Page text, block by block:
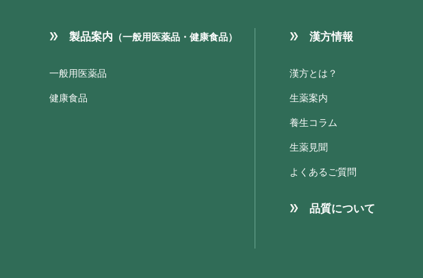
製品案内 （一般用医薬品・健康食品）
一般用医薬品
健康食品
漢方情報
漢方とは？
生薬案内
養生コラム
生薬見聞
よくあるご質問
品質について